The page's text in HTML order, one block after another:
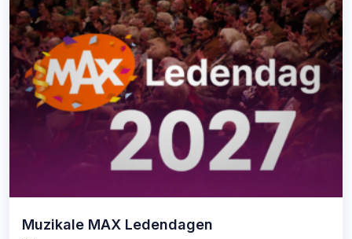
Muzikale MAX Ledendagen